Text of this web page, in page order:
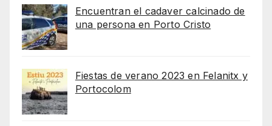
Encuentran el cadaver calcinado de
una persona en Porto Cristo
Fiestas de verano 2023 en Felanitx y
Portocolom